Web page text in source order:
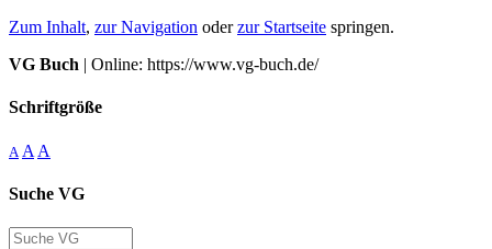
Zum Inhalt, zur Navigation oderzur Startseite springen.
VG Buch | Online: https://www.vg-buch.de/
Schriftgröße
A A A
Suche VG